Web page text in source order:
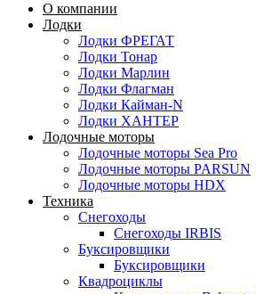
О компании
Лодки
Лодки ФРЕГАТ
Лодки Тонар
Лодки Марлин
Лодки Флагман
Лодки Кайман-N
Лодки ХАНТЕР
Лодочные моторы
Лодочные моторы Sea Pro
Лодочные моторы PARSUN
Лодочные моторы HDX
Техника
Снегоходы
Снегоходы IRBIS
Буксировщики
Буксировщики
Квадроциклы